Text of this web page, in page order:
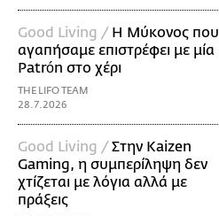
Good Living / Η Μύκονος που
αγαπήσαμε επιστρέφει με μία
Patrón στο χέρι
THE LIFO TEAM
28.7.2026
Good Living /Στην Kaizen
Gaming, η συμπερίληψη δεν
χτίζεται με λόγια αλλά με
πράξεις